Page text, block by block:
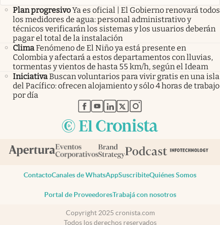
Plan progresivoYa es oficial | El Gobierno renovará todos
los medidores de agua: personal administrativo y
técnicos verificarán los sistemas y los usuarios deberán
pagar el total de la instalación
ClimaFenómeno de El Niño ya está presente en
Colombia y afectará a estos departamentos con lluvias,
tormentas y vientos de hasta 55 km/h, según el Ideam
IniciativaBuscan voluntarios para vivir gratis en una isla
del Pacífico: ofrecen alojamiento y sólo 4 horas de trabajo
por día
abre en nueva pestaña
abre en nueva pestaña
abre en nueva pestaña
abre en nueva pestaña
abre en nueva pestaña
ContactoCanales de WhatsAppSuscribiteQuiénes Somos
Portal de ProveedoresTrabajá con nosotros
Copyright 2025 cronista.com
Todos los derechos reservados